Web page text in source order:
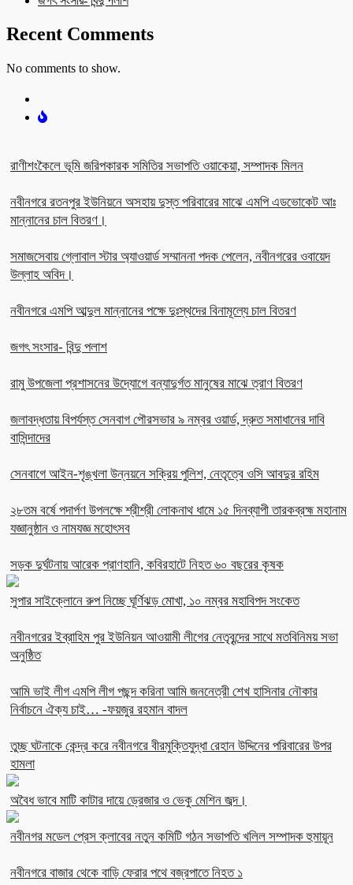
Recent Comments
No comments to show.
রাণীশংকৈলে ভূমি জরিপকারক সমিতির সভাপতি ওয়াকেয়া, সম্পাদক মিলন
নবীনগরে রতনপুর ইউনিয়নে অসহায় দুস্ত পরিবারের মাঝে এমপি এডভোকেট আঃ
মান্নানের চাল বিতরণ।
সমাজসেবায় গ্লোবাল স্টার অ্যাওয়ার্ড সম্মাননা পদক পেলেন, নবীনগরের ওবায়েদ
উল্লাহ অবিদ।
নবীনগরে এমপি আব্দুল মান্নানের পক্ষে দুঃস্থদের বিনামূল্যে চাল বিতরণ
জগৎ সংসার- বিন্দু পলাশ
রামু উপজেলা প্রশাসনের উদ্যোগে বন্যাদুর্গত মানুষের মাঝে ত্রাণ বিতরণ
জলাবদ্ধতায় বিপর্যস্ত সেনবাগ পৌরসভার ৯ নম্বর ওয়ার্ড, দ্রুত সমাধানের দাবি
বাসিন্দাদের
সেনবাগে আইন-শৃঙ্খলা উন্নয়নে সক্রিয় পুলিশ, নেতৃত্বে ওসি আবদুর রহিম
২৮তম বর্ষে পদার্পণ উপলক্ষে শ্রীশ্রী লোকনাথ ধামে ১৫ দিনব্যাপী তারকব্রহ্ম মহানাম
যজ্ঞানুষ্ঠান ও নামযজ্ঞ মহোৎসব
সড়ক দুর্ঘটনায় আরেক প্রাণহানি, কবিরহাটে নিহত ৬০ বছরের কৃষক
সুপার সাইক্লোনে রুপ নিচ্ছে ঘূর্ণিঝড় মোখা, ১০ নম্বর মহাবিপদ সংকেত
নবীনগরের ইব্রাহিম পুর ইউনিয়ন আওয়ামী লীগের নেতৃবৃন্দের সাথে মতবিনিময় সভা
অনুষ্ঠিত
আমি ভাই লীগ এমপি লীগ পছন্দ করিনা আমি জননেত্রী শেখ হাসিনার নৌকার
নির্বাচনে ঐক্য চাই… -ফয়জুর রহমান বাদল
তুচ্ছ ঘটনাকে কেন্দ্র করে নবীনগরে বীরমুক্তিযুদ্ধা রেহান উদ্দিনের পরিবারের উপর
হামলা
অবৈধ ভাবে মাটি কাটার দায়ে ড্রেজার ও ভেকু মেশিন জব্দ।
নবীনগর মডেল প্রেস ক্লাবের নতুন কমিটি গঠন সভাপতি খলিল সম্পাদক হুমায়ূন
নবীনগরে বাজার থেকে বাড়ি ফেরার পথে বজ্রপাতে নিহত ১